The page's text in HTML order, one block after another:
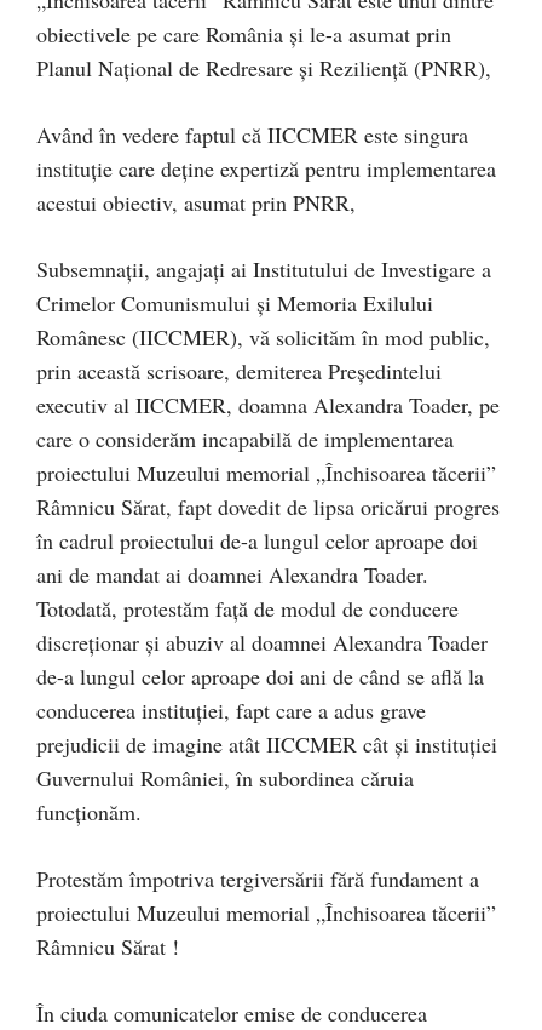
obiectivele pe care România și le-a asumat prin
Planul Național de Redresare și Reziliență (PNRR),
Având în vedere faptul că IICCMER este singura
instituție care deține expertiză pentru implementarea
acestui obiectiv, asumat prin PNRR,
Subsemnații, angajați ai Institutului de Investigare a
Crimelor Comunismului și Memoria Exilului
Românesc (IICCMER), vă solicităm în mod public,
prin această scrisoare, demiterea Președintelui
executiv al IICCMER, doamna Alexandra Toader, pe
care o considerăm incapabilă de implementarea
proiectului Muzeului memorial „Închisoarea tăcerii”
Râmnicu Sărat, fapt dovedit de lipsa oricărui progres
în cadrul proiectului de-a lungul celor aproape doi
ani de mandat ai doamnei Alexandra Toader.
Totodată, protestăm față de modul de conducere
discreționar și abuziv al doamnei Alexandra Toader
de-a lungul celor aproape doi ani de când se află la
conducerea instituției, fapt care a adus grave
prejudicii de imagine atât IICCMER cât și instituției
Guvernului României, în subordinea căruia
funcționăm.
Protestăm împotriva tergiversării fără fundament a
proiectului Muzeului memorial „Închisoarea tăcerii”
Râmnicu Sărat !
În ciuda comunicatelor emise de conducerea